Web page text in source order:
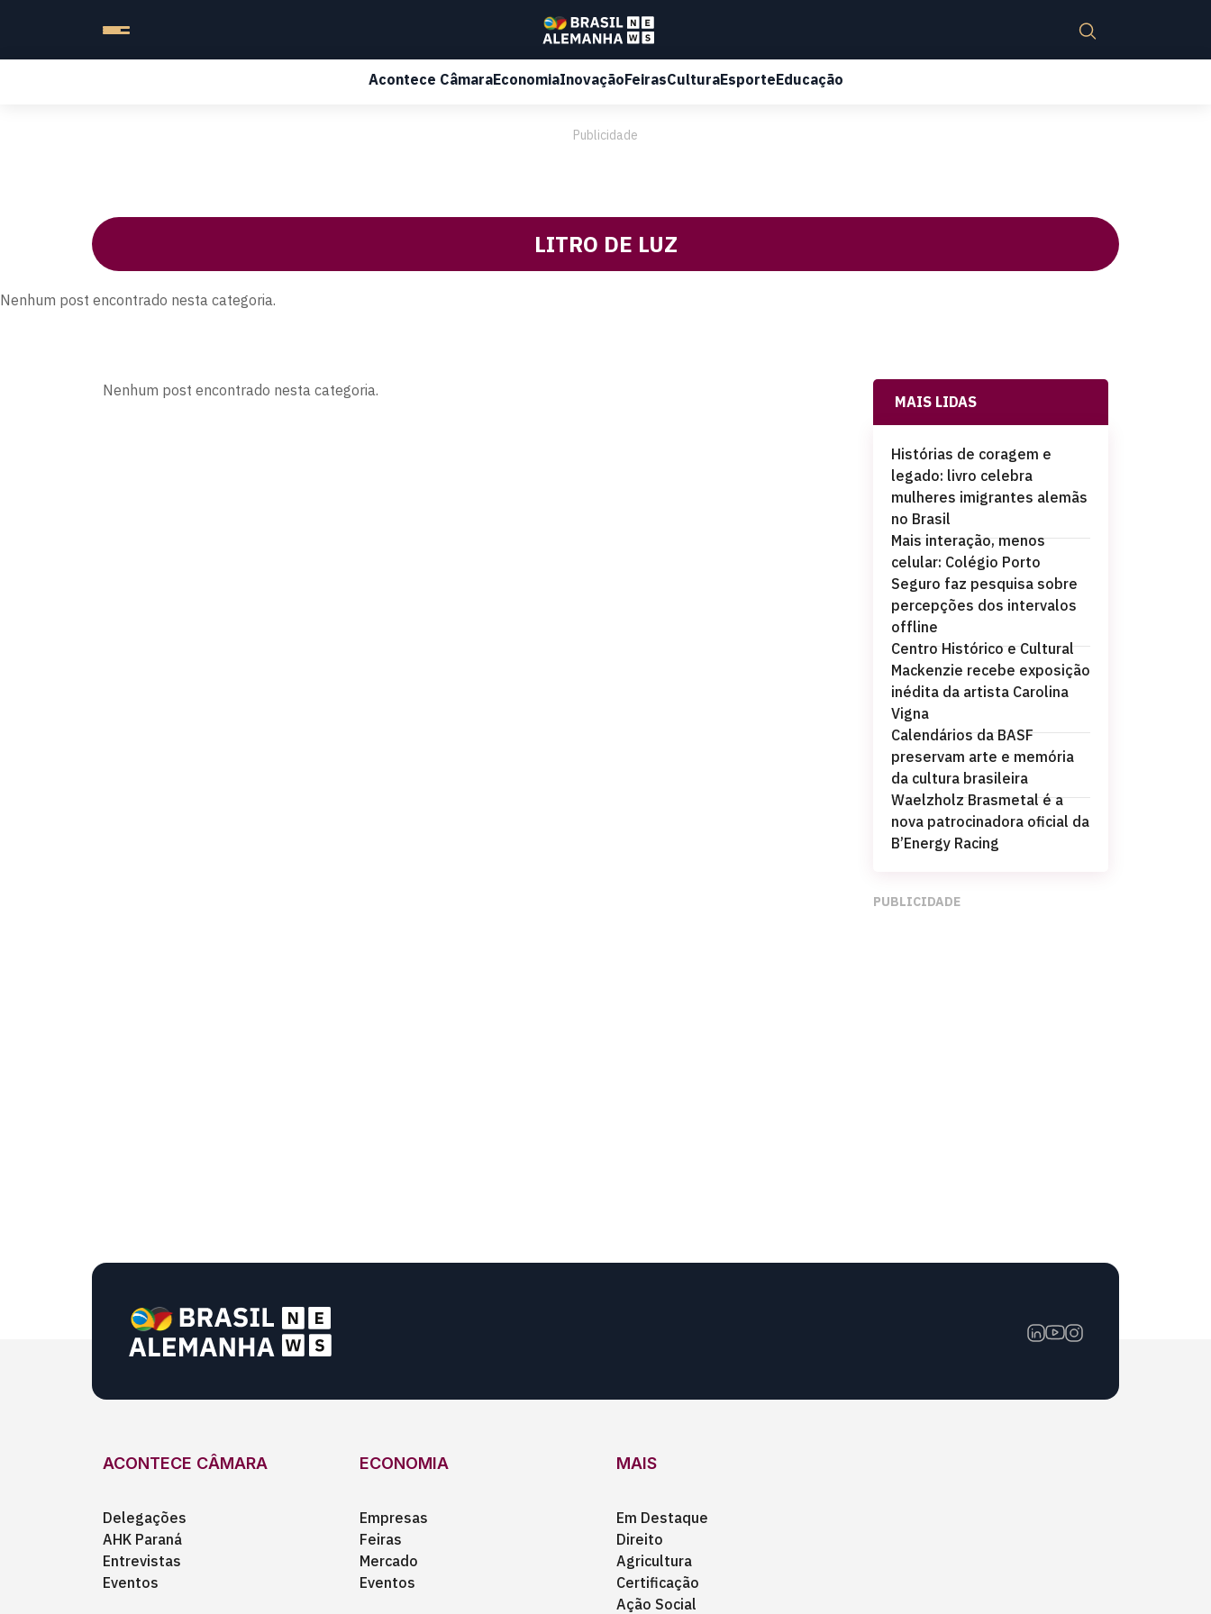
Acontece CâmaraEconomiaInovaçãoFeirasCulturaEsporteEducação
Publicidade
LITRO DE LUZ
Nenhum post encontrado nesta categoria.
Nenhum post encontrado nesta categoria.
MAIS LIDAS
Histórias de coragem e
legado: livro celebra
mulheres imigrantes alemãs
no Brasil
Mais interação, menos
celular: Colégio Porto
Seguro faz pesquisa sobre
percepções dos intervalos
offline
Centro Histórico e Cultural
Mackenzie recebe exposição
inédita da artista Carolina
Vigna
Calendários da BASF
preservam arte e memória
da cultura brasileira
Waelzholz Brasmetal é a
nova patrocinadora oficial da
B’Energy Racing
PUBLICIDADE
ACONTECE CÂMARA
Delegações
AHK Paraná
Entrevistas
Eventos
ECONOMIA
Empresas
Feiras
Mercado
Eventos
MAIS
Em Destaque
Direito
Agricultura
Certificação
Ação Social